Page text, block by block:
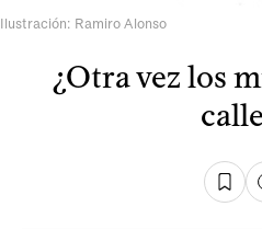
Ilustración: Ramiro Alonso
¿Otra vez los